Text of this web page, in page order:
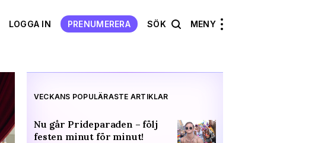
LOGGA IN PRENUMERERA SÖK MENY
VECKANS POPULÄRASTE ARTIKLAR
Nu går Prideparaden – följ
festen minut för minut!